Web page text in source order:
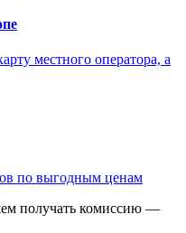
местного оператора, а
по выгодным ценам
получать комиссию —